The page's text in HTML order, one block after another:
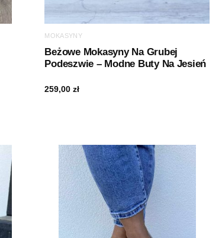
MOKASYNY
Beżowe Mokasyny Na Grubej
Podeszwie – Modne Buty Na Jesień
259,00zł